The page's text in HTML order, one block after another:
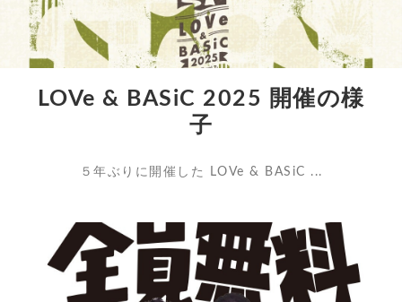
LOVe & BASiC 2025 開催の様
子
５年ぶりに開催した LOVe & BASiC ...